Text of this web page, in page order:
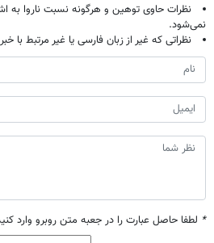
نظرات حاوی توهین و هرگونه نسبت ناروا
نمی‌شود.
نظراتی که غیر از زبان فارسی یا غیر مرتبط با
* لطفا حاصل عبارت را در جعبه متن روبرو وارد